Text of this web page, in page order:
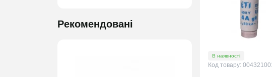
Рекомендовані
В наявності
Код товару: